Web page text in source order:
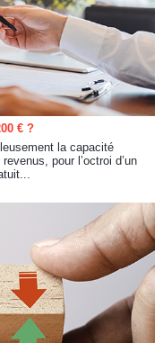
€ ?
la capacité
pour l’octroi d’un